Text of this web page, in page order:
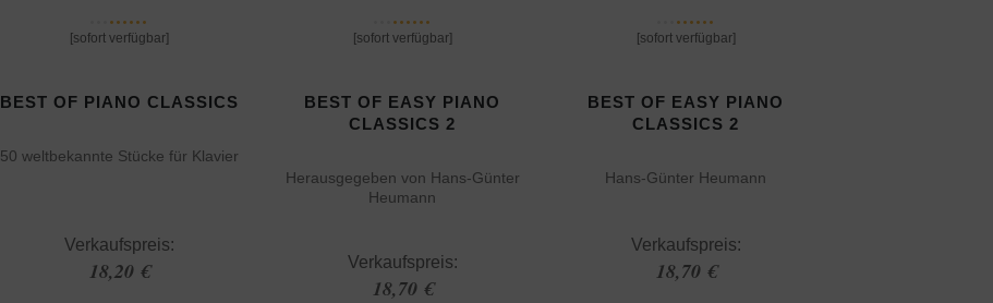
[sofort verfügbar]
BEST OF PIANO CLASSICS
50 weltbekannte Stücke für Klavier
Verkaufspreis:
18,20 €
[sofort verfügbar]
BEST OF EASY PIANO
CLASSICS 2
Herausgegeben von Hans-Günter
Heumann
Verkaufspreis:
18,70 €
[sofort verfügbar]
BEST OF EASY PIANO
CLASSICS 2
Hans-Günter Heumann
Verkaufspreis:
18,70 €